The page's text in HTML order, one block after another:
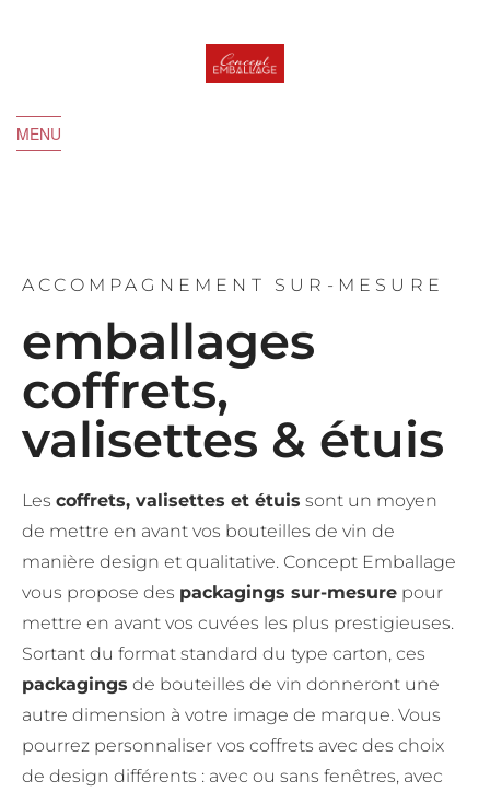
MENU
ACCOMPAGNEMENT SUR-MESURE
emballages
coffrets,
valisettes & étuis
Les coffrets, valisettes et étuis sont un moyen
de mettre en avant vos bouteilles de vin de
manière design et qualitative. Concept Emballage
vous propose des packagings sur-mesure pour
mettre en avant vos cuvées les plus prestigieuses.
Sortant du format standard du type carton, ces
packagings de bouteilles de vin donneront une
autre dimension à votre image de marque. Vous
pourrez personnaliser vos coffrets avec des choix
de design différents : avec ou sans fenêtres, avec